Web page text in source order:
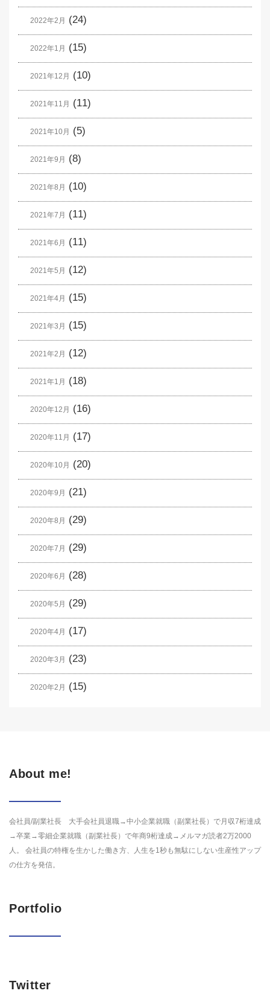
2022年2月 (24)
2022年1月 (15)
2021年12月 (10)
2021年11月 (11)
2021年10月 (5)
2021年9月 (8)
2021年8月 (10)
2021年7月 (11)
2021年6月 (11)
2021年5月 (12)
2021年4月 (15)
2021年3月 (15)
2021年2月 (12)
2021年1月 (18)
2020年12月 (16)
2020年11月 (17)
2020年10月 (20)
2020年9月 (21)
2020年8月 (29)
2020年7月 (29)
2020年6月 (28)
2020年5月 (29)
2020年4月 (17)
2020年3月 (23)
2020年2月 (15)
About me!
会社員/副業社長 大手会社員退職→中小企業就職（副業社長）で月収7桁達成
→卒業→零細企業就職（副業社長）で年商9桁達成→メルマガ読者2万2000
人。 会社員の特権を生かした働き方、人生を1秒も無駄にしない生産性アップ
の仕方を発信。
Portfolio
Twitter